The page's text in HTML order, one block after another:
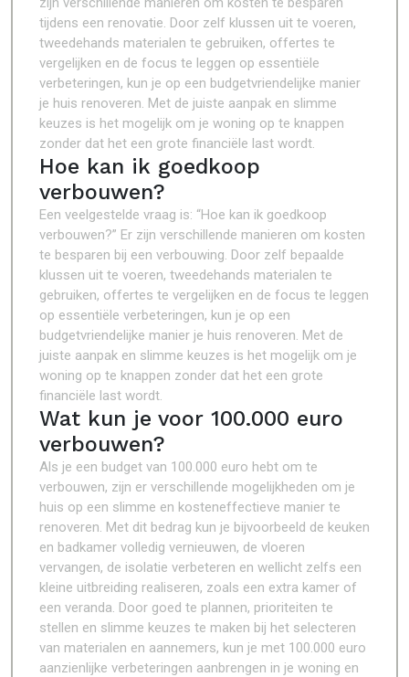
tijdens een renovatie. Door zelf klussen uit te voeren,
tweedehands materialen te gebruiken, offertes te
vergelijken en de focus te leggen op essentiële
verbeteringen, kun je op een budgetvriendelijke manier
je huis renoveren. Met de juiste aanpak en slimme
keuzes is het mogelijk om je woning op te knappen
zonder dat het een grote financiële last wordt.
Hoe kan ik goedkoop
verbouwen?
Een veelgestelde vraag is: “Hoe kan ik goedkoop
verbouwen?” Er zijn verschillende manieren om kosten
te besparen bij een verbouwing. Door zelf bepaalde
klussen uit te voeren, tweedehands materialen te
gebruiken, offertes te vergelijken en de focus te leggen
op essentiële verbeteringen, kun je op een
budgetvriendelijke manier je huis renoveren. Met de
juiste aanpak en slimme keuzes is het mogelijk om je
woning op te knappen zonder dat het een grote
financiële last wordt.
Wat kun je voor 100.000 euro
verbouwen?
Als je een budget van 100.000 euro hebt om te
verbouwen, zijn er verschillende mogelijkheden om je
huis op een slimme en kosteneffectieve manier te
renoveren. Met dit bedrag kun je bijvoorbeeld de keuken
en badkamer volledig vernieuwen, de vloeren
vervangen, de isolatie verbeteren en wellicht zelfs een
kleine uitbreiding realiseren, zoals een extra kamer of
een veranda. Door goed te plannen, prioriteiten te
stellen en slimme keuzes te maken bij het selecteren
van materialen en aannemers, kun je met 100.000 euro
aanzienlijke verbeteringen aanbrengen in je woning en